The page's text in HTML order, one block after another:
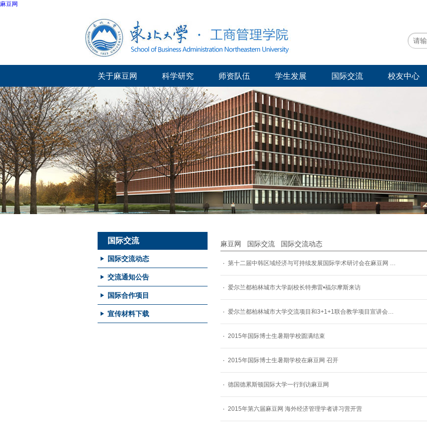
麻豆网
关于麻豆网 科学研究 师资队伍 学生发展 国际交流 校友中心
国际交流
国际交流动态
交流通知公告
国际合作项目
宣传材料下载
麻豆网 国际交流 国际交流动态
第十二届中韩区域经济与可持续发展国际学术研讨会在麻豆网 成功举办
爱尔兰都柏林城市大学副校长特弗雷•福尔摩斯来访
爱尔兰都柏林城市大学交流项目和3+1+1联合教学项目宣讲会成功举...
2015年国际博士生暑期学校圆满结束
2015年国际博士生暑期学校在麻豆网 召开
德国德累斯顿国际大学一行到访麻豆网
2015年第六届麻豆网 海外经济管理学者讲习营开营